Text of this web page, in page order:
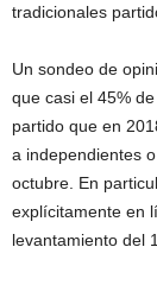
tradicionales
Un sondeo de
que casi el 45%
partido que en
a independientes
octubre. En
explícitamente en
levantamiento del